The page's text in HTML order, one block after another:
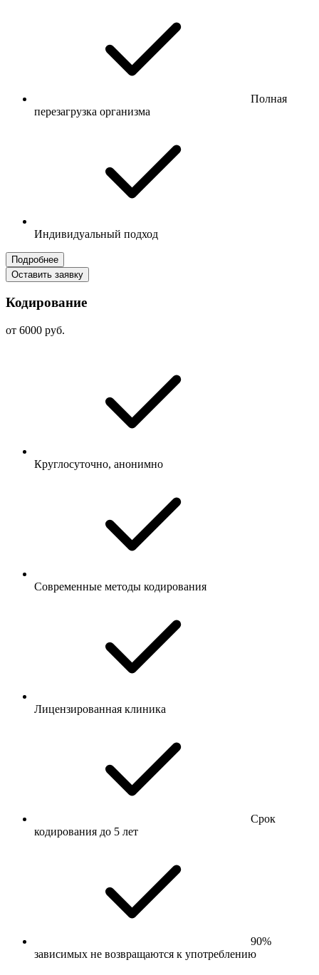
Полная
перезагрузка организма
Индивидуальный подход
Подробнее
Оставить заявку
Кодирование
от 6000 руб.
Круглосуточно, анонимно
Современные методы кодирования
Лицензированная клиника
Срок
кодирования до 5 лет
90%
зависимых не возвращаются к употреблению